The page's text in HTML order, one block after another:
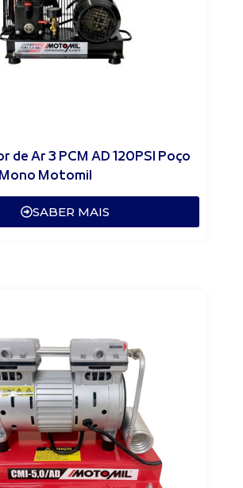
de Ar 3 PCM AD 120PSI Poço
Motomil
SABER MAIS